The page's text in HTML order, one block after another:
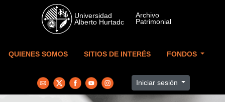
Skip to main content
QUIENES SOMOS SITIOS DE INTERÉS FONDOS
Iniciar sesión